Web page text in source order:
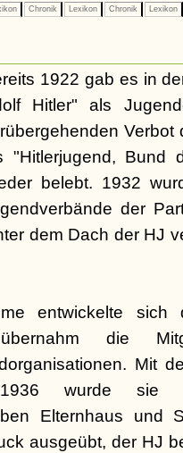
Chronik Lexikon Chronik Lexikon
1922 gab es in
Hitler" als
Verbot
"Hitlerjugend, Bund
belebt. 1932
der
dem Dach der HJ
entwickelte
die
Mit
wurde sie
Elternhaus und
ausgeübt, der HJ